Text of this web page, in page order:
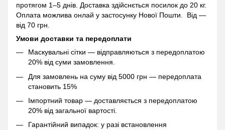
протягом 1–5 днів. Доставка здійснється посилок до 20 кг.
Оплата можлива онлай у застосунку Нової Пошти. Від —
від 70 грн.
Умови доставки та передоплати
Маскувальні сітки — відправляються з передоплатою
20% від суми замовлення.
Для замовлень на суму від 5000 грн — передоплата
становить 15%
Імпортний товар — доставляється з передоплатою
20% від загальної вартості.
Гарантійний випадок: у разі встановлення